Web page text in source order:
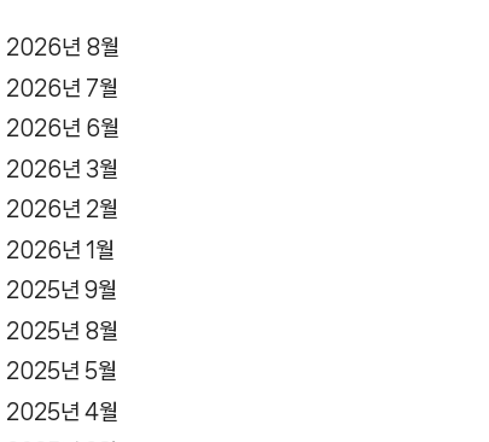
2026년 8월
2026년 7월
2026년 6월
2026년 3월
2026년 2월
2026년 1월
2025년 9월
2025년 8월
2025년 5월
2025년 4월